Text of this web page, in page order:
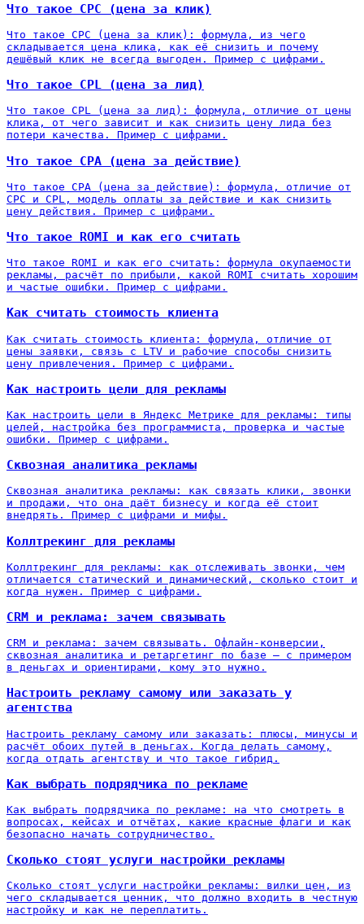
Что такое CPC (цена за клик)
Что такое CPC (цена за клик): формула, из чего
складывается цена клика, как её снизить и почему
дешёвый клик не всегда выгоден. Пример с цифрами.
Что такое CPL (цена за лид)
Что такое CPL (цена за лид): формула, отличие от цены
клика, от чего зависит и как снизить цену лида без
потери качества. Пример с цифрами.
Что такое CPA (цена за действие)
Что такое CPA (цена за действие): формула, отличие от
CPC и CPL, модель оплаты за действие и как снизить
цену действия. Пример с цифрами.
Что такое ROMI и как его считать
Что такое ROMI и как его считать: формула окупаемости
рекламы, расчёт по прибыли, какой ROMI считать хорошим
и частые ошибки. Пример с цифрами.
Как считать стоимость клиента
Как считать стоимость клиента: формула, отличие от
цены заявки, связь с LTV и рабочие способы снизить
цену привлечения. Пример с цифрами.
Как настроить цели для рекламы
Как настроить цели в Яндекс Метрике для рекламы: типы
целей, настройка без программиста, проверка и частые
ошибки. Пример с цифрами.
Сквозная аналитика рекламы
Сквозная аналитика рекламы: как связать клики, звонки
и продажи, что она даёт бизнесу и когда её стоит
внедрять. Пример с цифрами и мифы.
Коллтрекинг для рекламы
Коллтрекинг для рекламы: как отслеживать звонки, чем
отличается статический и динамический, сколько стоит и
когда нужен. Пример с цифрами.
CRM и реклама: зачем связывать
CRM и реклама: зачем связывать. Офлайн-конверсии,
сквозная аналитика и ретаргетинг по базе — с примером
в деньгах и ориентирами, кому это нужно.
Настроить рекламу самому или заказать у
агентства
Настроить рекламу самому или заказать: плюсы, минусы и
расчёт обоих путей в деньгах. Когда делать самому,
когда отдать агентству и что такое гибрид.
Как выбрать подрядчика по рекламе
Как выбрать подрядчика по рекламе: на что смотреть в
вопросах, кейсах и отчётах, какие красные флаги и как
безопасно начать сотрудничество.
Сколько стоят услуги настройки рекламы
Сколько стоят услуги настройки рекламы: вилки цен, из
чего складывается ценник, что должно входить в честную
настройку и как не переплатить.